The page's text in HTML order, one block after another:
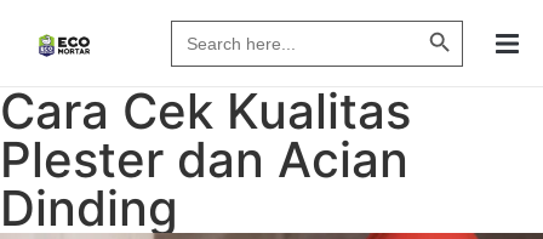
Search
for:
Search
Cara Cek Kualitas
Plester dan Acian
Dinding